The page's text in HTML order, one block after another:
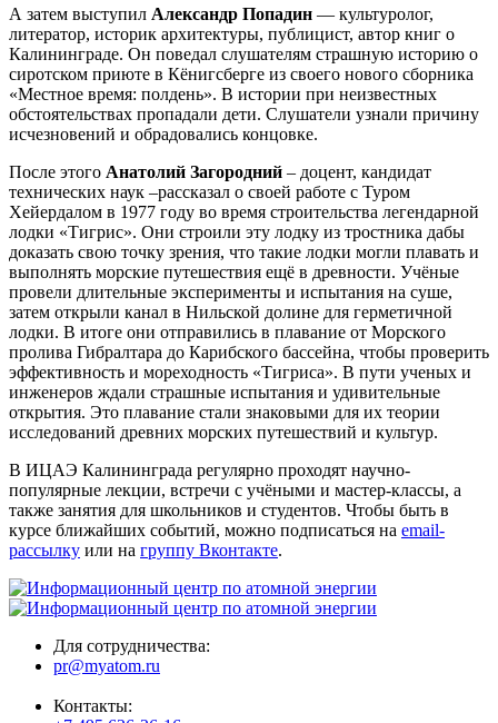
А затем выступил Александр Попадин — культуролог,
литератор, историк архитектуры, публицист, автор книг о
Калининграде. Он поведал слушателям страшную историю о
сиротском приюте в Кёнигсберге из своего нового сборника
«Местное время: полдень». В истории при неизвестных
обстоятельствах пропадали дети. Слушатели узнали причину
исчезновений и обрадовались концовке.
После этого Анатолий Загородний – доцент, кандидат
технических наук –рассказал о своей работе с Туром
Хейердалом в 1977 году во время строительства легендарной
лодки «Тигрис». Они строили эту лодку из тростника дабы
доказать свою точку зрения, что такие лодки могли плавать и
выполнять морские путешествия ещё в древности. Учёные
провели длительные эксперименты и испытания на суше,
затем открыли канал в Нильской долине для герметичной
лодки. В итоге они отправились в плавание от Морского
пролива Гибралтара до Карибского бассейна, чтобы проверить
эффективность и мореходность «Тигриса». В пути ученых и
инженеров ждали страшные испытания и удивительные
открытия. Это плавание стали знаковыми для их теории
исследований древних морских путешествий и культур.
В ИЦАЭ Калининграда регулярно проходят научно-
популярные лекции, встречи с учёными и мастер-классы, а
также занятия для школьников и студентов. Чтобы быть в
курсе ближайших событий, можно подписаться на email-
рассылку или на группу Вконтакте.
Для сотрудничества:
pr@myatom.ru
Контакты: